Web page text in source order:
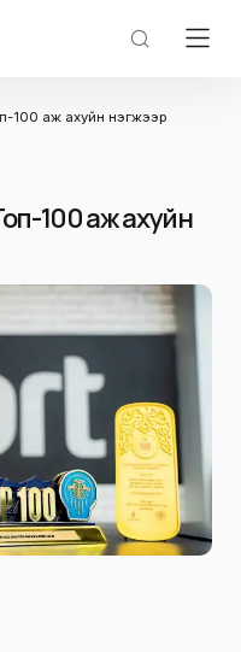
100 аж ахуйн нэгжээр
100 аж ахуйн